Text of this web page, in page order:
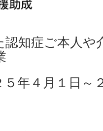
認知症ご本人や
年４月１日～